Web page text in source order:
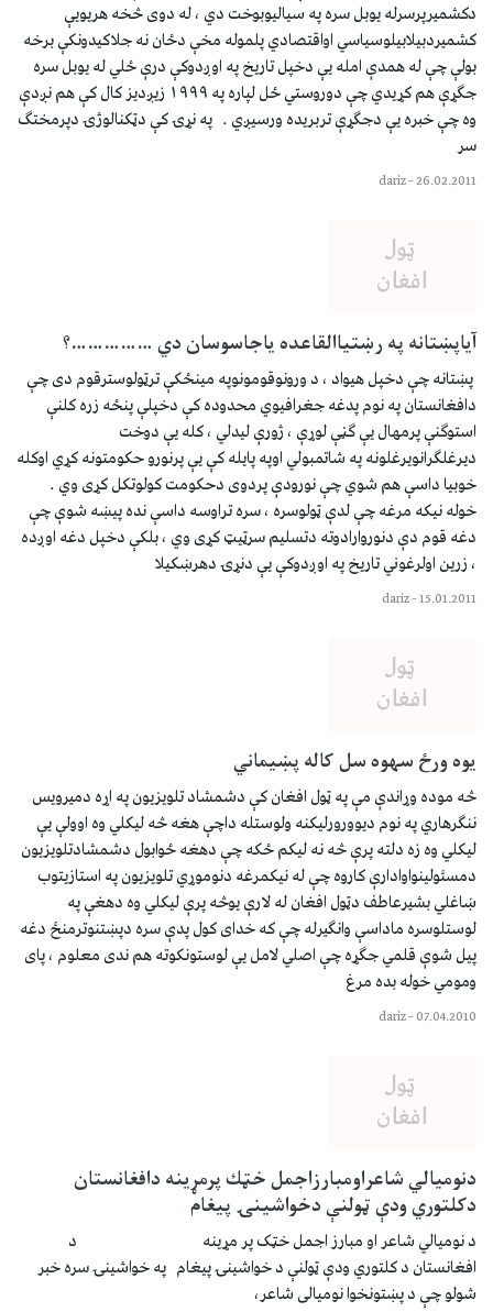
دكشميرپرسرله يوبل سره په سياليوبوخت دي ، له دوی څخه هريويې
كشميردبيلابيلوسياسي اواقتصادي پلموله مخې دځان نه جلاكيدونكې برخه
بولې چې له همدې امله يې دخپل تاريخ په اوږدوكې درې ځلي له يوبل سره
جګړې هم كړيدي چې دوروستي ځل لپاره په ۱۹۹۹ زيږديز كال كې هم نږدې
وه چې خبره يې دجګړې تربريده ورسيږي . په نړۍ كې دټكنالوژۍ دپرمختګ
سر
26.02.2011
–
dariz
آياپښتانه په رښتياالقاعده ياجاسوسان دي ……………؟
پښتانه چې دخپل هيواد ، د ورونوقومونوپه مينځكې ترټولوسترقوم دی چې
دافغانستان په نوم پدغه جغرافيوي محدوده كې دخپلې پنځه زره كلنې
استوګنې پرمهال يې ګڼې لوړې ، ژورې ليدلي ، كله يې دوخت
ديرغلګرانويرغلونه په شاتمبولي اوپه پايله كې يې پرنورو حكومتونه كړي اوكله
خوبيا داسې هم شوي چې نورودې پردوی دحكومت كولوتكل كړی وي .
خوله نيكه مرغه چې لدې ټولوسره ، سره تراوسه داسې نده پيښه شوې چې
دغه قوم دې دنوروارادوته دتسليم سرټيټ كړی وي ، بلكې دخپل دغه اوږده
، زرين اولرغوني تاريخ په اوږدوكې يې دنړۍ دهرښكيلا
15.01.2011
–
dariz
يوه ورځ سهوه سل كاله پښيماني
څه موده وړاندې مې په ټول افغان كې دشمشاد تلويزيون په اړه دميرويس
ننګرهاري په نوم ديوورورليكنه ولوستله داچې هغه څه ليكلي وه اوولې يې
ليكلي وه زه دلته پرې څه نه ليكم ځكه چې دهغه ځوابول دشمشادتلويزيون
دمسئولينواوادارې كاروه چې له نيكمرغه دنوموړي تلويزيون په استازيتوب
ښاغلي بشيرعاطف دټول افغان له لارې يوڅه پرې ليكلي وه دهغې په
لوستلوسره ماداسې وانګيرله چې كه خدای كول پدې سره دپښتنوترمنځ دغه
پيل شوې قلمي جګړه چې اصلي لامل يې لوستونكوته هم ندی معلوم ، پای
ومومي خوله بده مرغ
07.04.2010
–
dariz
دنوميالي شاعراومبارزاجمل خټك پرمړينه دافغانستان
دكلتوري ودې ټولنې دخواشينۍ پيغام
د نوميالي شاعر او مبارز اجمل خټک پر مړينه د
افغانستان د کلتوري ودې ټولنې د خواشينۍ پيغام په خواشينۍ سره خبر
شولو چې د پښتونخوا نوميالی شاعر،